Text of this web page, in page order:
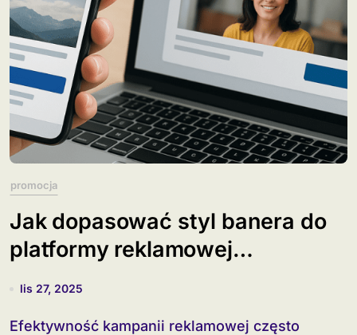
promocja
Jak dopasować styl banera do
platformy reklamowej
(Facebook, LinkedIn, YouTube)?
lis 27, 2025
Efektywność kampanii reklamowej często